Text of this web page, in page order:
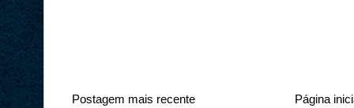
Postagem mais recente Página